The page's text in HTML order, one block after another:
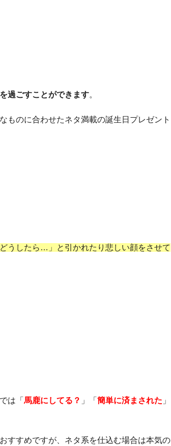
過ごすことができます。
ものに合わせたネタ満載の誕生日プレゼント
どうしたら…」と引かれたり悲しい顔をさせて
は「 馬鹿にしてる？ 」「 簡単に済まされた 」
すすめですが、ネタ系を仕込む場合は本気の